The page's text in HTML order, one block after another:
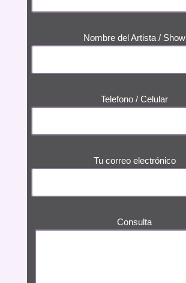
Nombre del Artista / Show
Telefono / Celular
Tu correo electrónico
Consulta